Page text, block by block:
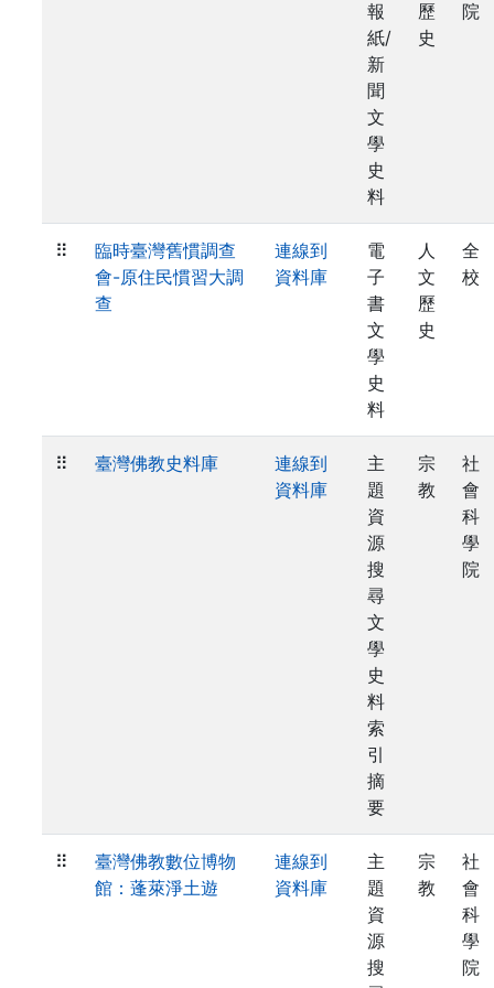
報
紙/
新
聞
文
學
史
料
歷
史
院
⠿
臨時臺灣舊慣調查
會-原住民慣習大調
查
連線到
資料庫
電
子
書
文
學
史
料
人
文
歷
史
全
校
⠿ 臺灣佛教史料庫
連線到
資料庫
主
題
資
源
搜
尋
文
學
史
料
索
引
摘
要
宗
教
社
會
科
學
院
⠿
臺灣佛教數位博物
館：蓬萊淨土遊
連線到
資料庫
主
題
資
源
搜
宗
教
社
會
科
學
院